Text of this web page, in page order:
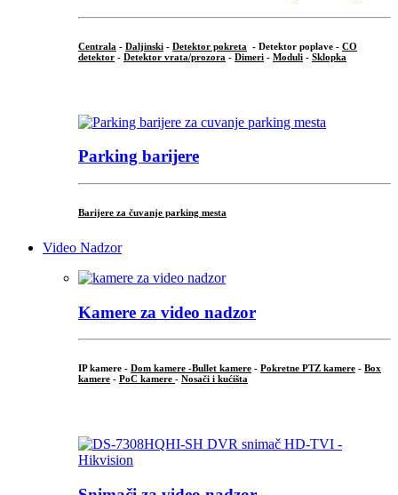
Centrala - Daljinski - Detektor pokreta - Detektor poplave - CO
detektor - Detektor vrata/prozora - Dimeri - Moduli - Sklopka
Parking barijere
Barijere za čuvanje parking mesta
Video Nadzor
Kamere za video nadzor
IP kamere - Dom kamere -Bullet kamere - Pokretne PTZ kamere - Box
kamere - PoC kamere - Nosači i kućišta